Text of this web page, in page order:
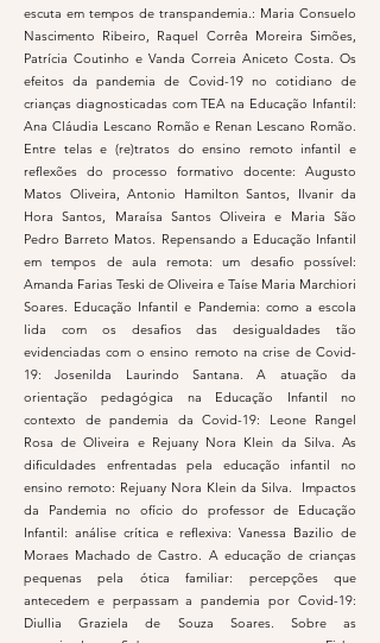
escuta em tempos de transpandemia.: Maria Consuelo
Nascimento Ribeiro, Raquel Corrêa Moreira Simões,
Patrícia Coutinho e Vanda Correia Aniceto Costa. Os
efeitos da pandemia de Covid-19 no cotidiano de
crianças diagnosticadas com TEA na Educação Infantil:
Ana Cláudia Lescano Romão e Renan Lescano Romão.
Entre telas e (re)tratos do ensino remoto infantil e
reflexões do processo formativo docente: Augusto
Matos Oliveira, Antonio Hamilton Santos, Ilvanir da
Hora Santos, Maraísa Santos Oliveira e Maria São
Pedro Barreto Matos. Repensando a Educação Infantil
em tempos de aula remota: um desafio possível:
Amanda Farias Teski de Oliveira e Taíse Maria Marchiori
Soares. Educação Infantil e Pandemia: como a escola
lida com os desafios das desigualdades tão
evidenciadas com o ensino remoto na crise de Covid-
19: Josenilda Laurindo Santana. A atuação da
orientação pedagógica na Educação Infantil no
contexto de pandemia da Covid-19: Leone Rangel
Rosa de Oliveira e Rejuany Nora Klein da Silva. As
dificuldades enfrentadas pela educação infantil no
ensino remoto: Rejuany Nora Klein da Silva. Impactos
da Pandemia no ofício do professor de Educação
Infantil: análise crítica e reflexiva: Vanessa Bazilio de
Moraes Machado de Castro. A educação de crianças
pequenas pela ótica familiar: percepções que
antecedem e perpassam a pandemia por Covid-19:
Diullia Graziela de Souza Soares. Sobre as